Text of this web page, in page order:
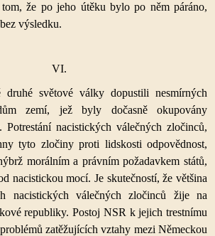
že po jeho útěku bylo po něm páráno,
výsledku.
VI.
světové války dopustili nesmírných
zemí, jež byly dočasně okupovány
nacistických válečných zločinců,
tyto zločiny proti lidskosti odpovědnost,
morálním a právním požadavkem států,
nacistickou mocí. Je skutečností, že většina
nacistických válečných zločinců žije na
republiky. Postoj NSR k jejich trestnímu
zatěžujících vztahy mezi Německou